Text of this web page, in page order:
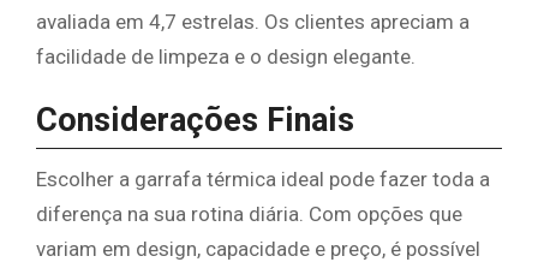
avaliada em 4,7 estrelas. Os clientes apreciam a
facilidade de limpeza e o design elegante.
Considerações Finais
Escolher a garrafa térmica ideal pode fazer toda a
diferença na sua rotina diária. Com opções que
variam em design, capacidade e preço, é possível